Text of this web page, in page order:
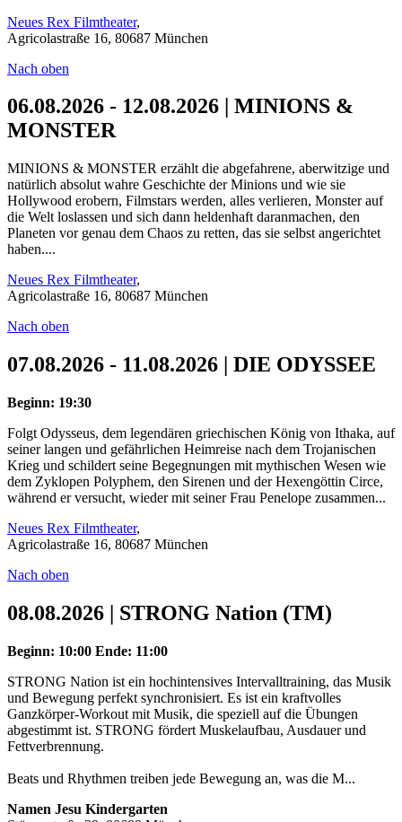
Neues Rex Filmtheater,
Agricolastraße 16, 80687 München
Nach oben
06.08.2026 - 12.08.2026 | MINIONS &
MONSTER
MINIONS & MONSTER erzählt die abgefahrene, aberwitzige und
natürlich absolut wahre Geschichte der Minions und wie sie
Hollywood erobern, Filmstars werden, alles verlieren, Monster auf
die Welt loslassen und sich dann heldenhaft daranmachen, den
Planeten vor genau dem Chaos zu retten, das sie selbst angerichtet
haben....
Neues Rex Filmtheater,
Agricolastraße 16, 80687 München
Nach oben
07.08.2026 - 11.08.2026 | DIE ODYSSEE
Beginn: 19:30
Folgt Odysseus, dem legendären griechischen König von Ithaka, auf
seiner langen und gefährlichen Heimreise nach dem Trojanischen
Krieg und schildert seine Begegnungen mit mythischen Wesen wie
dem Zyklopen Polyphem, den Sirenen und der Hexengöttin Circe,
während er versucht, wieder mit seiner Frau Penelope zusammen...
Neues Rex Filmtheater,
Agricolastraße 16, 80687 München
Nach oben
08.08.2026 | STRONG Nation (TM)
Beginn: 10:00 Ende: 11:00
STRONG Nation ist ein hochintensives Intervalltraining, das Musik
und Bewegung perfekt synchronisiert. Es ist ein kraftvolles
Ganzkörper-Workout mit Musik, die speziell auf die Übungen
abgestimmt ist. STRONG fördert Muskelaufbau, Ausdauer und
Fettverbrennung.
Beats und Rhythmen treiben jede Bewegung an, was die M...
Namen Jesu Kindergarten